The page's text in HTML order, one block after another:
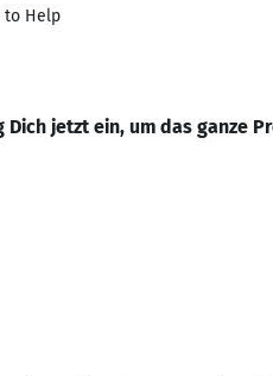
to Help
Dich jetzt ein, um das ganze